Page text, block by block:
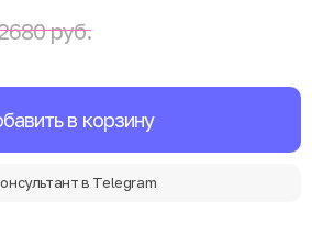
руб.
в корзину
в Telegram